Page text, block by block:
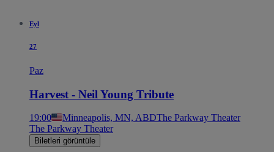
Eyl
27
Paz
Harvest - Neil Young Tribute
19:00 Minneapolis, MN, ABDThe Parkway Theater
The Parkway Theater
Biletleri görüntüle